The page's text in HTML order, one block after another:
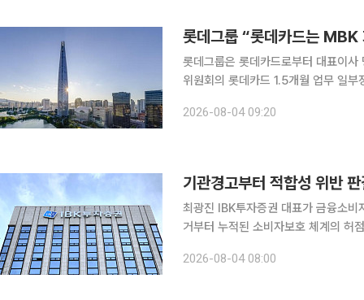
롯데그룹 “롯데카드는 MBK
롯데그룹은 롯데카드로부터 대표이
위원회의 롯데카드 1.5개월 업무 일부정지 제재 확정
기간에도 롯데 계열사를 이용하는 고
2026-08-04 09:20
최광진 IBK투자증권 대표가 금융소
거부터 누적된 소비자보호 체계의 허
IBK투자증권이 73세 전업주부에게
2026-08-04 08:00